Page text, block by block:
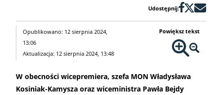
Udostępnij:
Opublikowano: 12 sierpnia 2024,
13:06
Aktualizacja: 12 sierpnia 2024, 13:48
Powiększ tekst
W obecności wicepremiera, szefa MON Władysława
Kosiniak-Kamysza oraz wiceministra Pawła Bejdy